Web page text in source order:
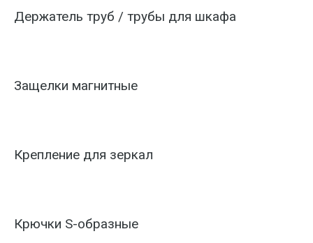
Держатель труб / трубы для шкафа
Защелки магнитные
Крепление для зеркал
Крючки S-образные